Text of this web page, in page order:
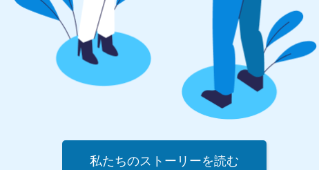
私たちのストーリーを読む